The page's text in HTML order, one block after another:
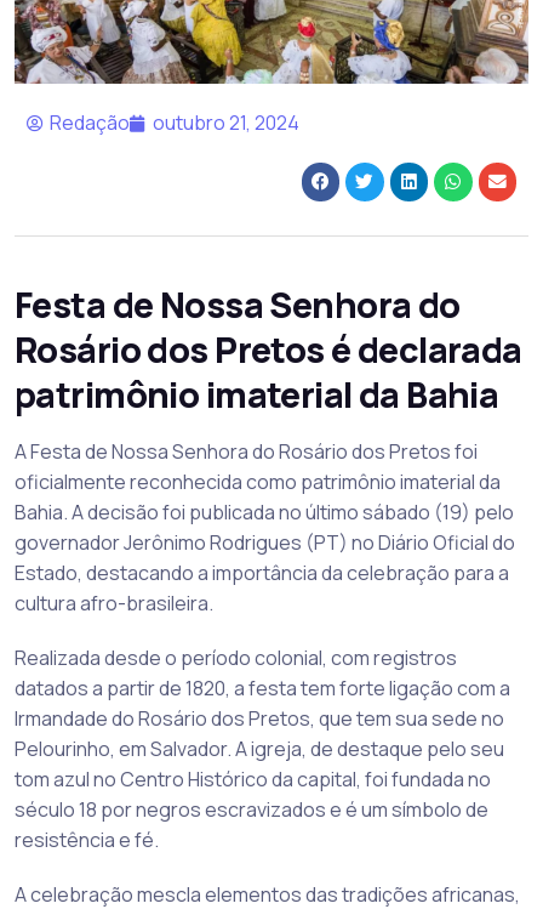
Redação outubro 21, 2024
Festa de Nossa Senhora do
Rosário dos Pretos é declarada
patrimônio imaterial da Bahia
A Festa de Nossa Senhora do Rosário dos Pretos foi
oficialmente reconhecida como patrimônio imaterial da
Bahia. A decisão foi publicada no último sábado (19) pelo
governador Jerônimo Rodrigues (PT) no Diário Oficial do
Estado, destacando a importância da celebração para a
cultura afro-brasileira.
Realizada desde o período colonial, com registros
datados a partir de 1820, a festa tem forte ligação com a
Irmandade do Rosário dos Pretos, que tem sua sede no
Pelourinho, em Salvador. A igreja, de destaque pelo seu
tom azul no Centro Histórico da capital, foi fundada no
século 18 por negros escravizados e é um símbolo de
resistência e fé.
A celebração mescla elementos das tradições africanas,